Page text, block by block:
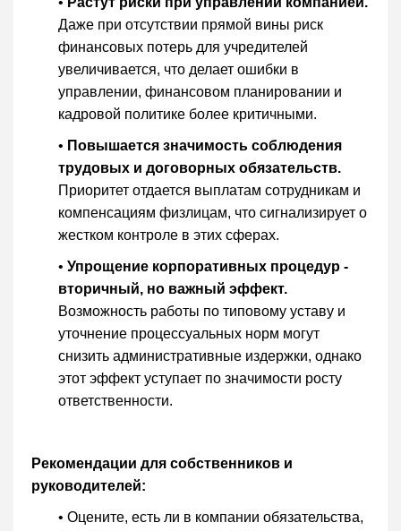
Даже при отсутствии прямой вины риск
финансовых потерь для учредителей
увеличивается, что делает ошибки в
управлении, финансовом планировании и
кадровой политике более критичными.
• Повышается значимость соблюдения
трудовых и договорных обязательств.
Приоритет отдается выплатам сотрудникам и
компенсациям физлицам, что сигнализирует о
жестком контроле в этих сферах.
• Упрощение корпоративных процедур -
вторичный, но важный эффект.
Возможность работы по типовому уставу и
уточнение процессуальных норм могут
снизить административные издержки, однако
этот эффект уступает по значимости росту
ответственности.
Рекомендации для собственников и
руководителей:
• Оцените, есть ли в компании обязательства,